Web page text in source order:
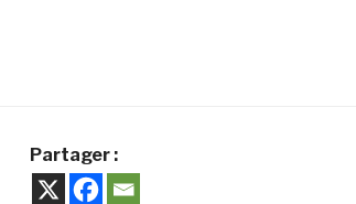
Partager :